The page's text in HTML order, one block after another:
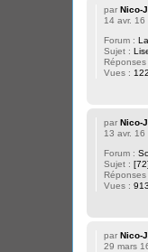
par Nico-J
14 avr. 16
Forum :
Sujet :
Réponses
Vues :
par Nico-J
13 avr. 16
Forum :
Sujet :
Réponses
Vues :
par Nico-J
29 mars